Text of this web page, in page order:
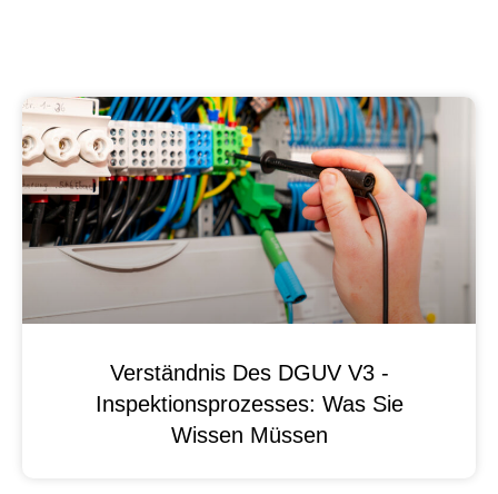
Verständnis Des DGUV V3 -
Inspektionsprozesses: Was Sie
Wissen Müssen